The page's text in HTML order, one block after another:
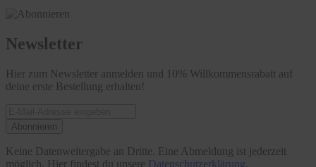
Newsletter
Hier zum Newsletter anmelden und 10% Willkommensrabatt auf
deine erste Bestellung erhalten!
Abonnieren
Keine Datenweitergabe an Dritte. Eine Abmeldung ist jederzeit
möglich. Hier findest du unsere Datenschutzerklärung